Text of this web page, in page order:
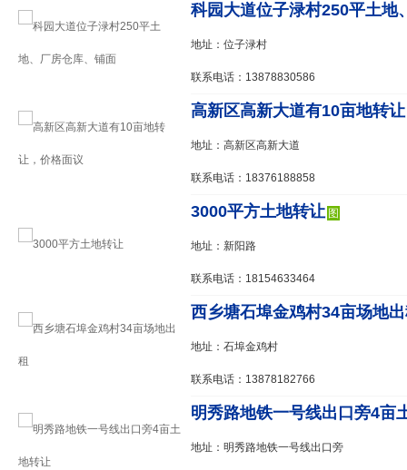
科园大道位子渌村250平土地
地址：位子渌村
联系电话：13878830586
高新区高新大道有10亩地转
地址：高新区高新大道
联系电话：18376188858
3000平方土地转让 图
地址：新阳路
联系电话：18154633464
西乡塘石埠金鸡村34亩场地
地址：石埠金鸡村
联系电话：13878182766
明秀路地铁一号线出口旁4亩
地址：明秀路地铁一号线出口旁